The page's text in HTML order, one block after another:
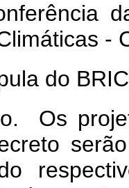
-
do
Os